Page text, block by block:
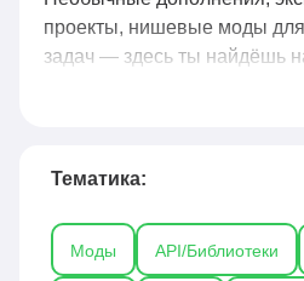
проекты, нишевые моды
задач — здесь ты найдёшь
Здесь обитают моды на
звуков до модов, меняющих
добавляющих новые
Тематика:
Моды API/Библиотеки